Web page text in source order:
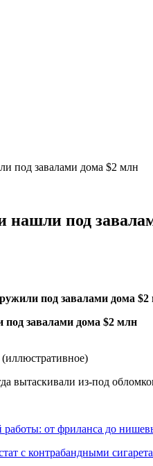
под завалами дома $2 млн
нашли под
под завалами дома
вытаскивали из-под
работы: от фриланса до
с контрабандными